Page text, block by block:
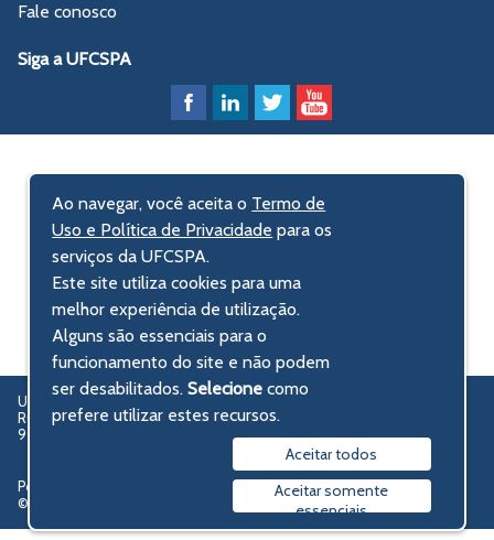
Fale conosco
Siga a UFCSPA
UFCSPA – Universidade Federal de Ciências da Saúde de Porto Alegre
Rua Sarmento Leite, 245 - Centro Histórico
90050-170 Porto Alegre, RS, Brasil
Política de privacidade
© 2009-2026 UFCSPA
Ao navegar, você aceita o Termo de
Uso e Política de Privacidade para os
serviços da UFCSPA.
Este site utiliza cookies para uma
melhor experiência de utilização.
Alguns são essenciais para o
funcionamento do site e não podem
ser desabilitados.Selecionecomo
prefere utilizar estes recursos.
Aceitar todos
Aceitar somente
essenciais